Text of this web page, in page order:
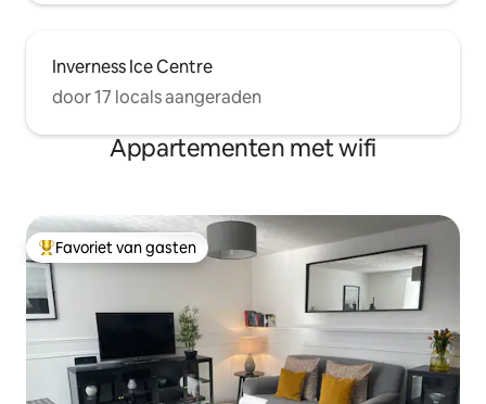
Inverness Ice Centre
door 17 locals aangeraden
Appartementen met wifi
Topfavoriet van gasten
Favoriet van gasten